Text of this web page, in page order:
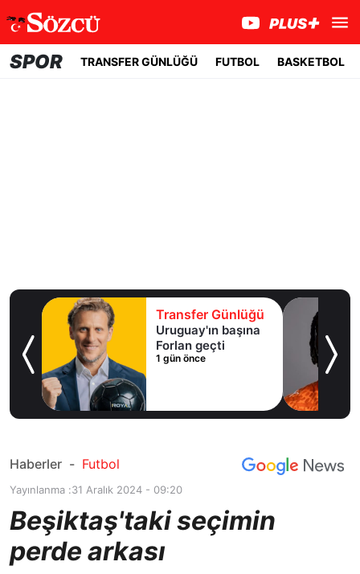
SPOR TRANSFER GÜNLÜĞÜ FUTBOL BASKETBOL
Transfer Günlüğü
Uruguay'ın başına
Forlan geçti
1 gün önce
Haberler - Futbol
Yayınlanma :31 Aralık 2024 - 09:20
Beşiktaş'taki seçimin
perde arkası